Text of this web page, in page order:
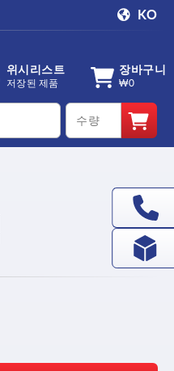
KO
위시리스트
저장된 제품
장바구니
₩0
qty